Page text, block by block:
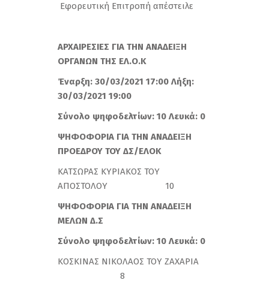
Εφορευτική Επιτροπή απέστειλε
ΑΡΧΑΙΡΕΣΙΕΣ ΓΙΑ ΤΗΝ ΑΝΑΔΕΙΞΗ
ΟΡΓΑΝΩΝ ΤΗΣ ΕΛ.Ο.Κ
Έναρξη: 30/03/2021 17:00 Λήξη:
30/03/2021 19:00
Σύνολο ψηφοδελτίων: 10 Λευκά: 0
ΨΗΦΟΦΟΡΙΑ ΓΙΑ ΤΗΝ ΑΝΑΔΕΙΞΗ
ΠΡΟΕΔΡΟΥ ΤΟΥ ΔΣ/ΕΛΟΚ
ΚΑΤΣΩΡΑΣ ΚΥΡΙΑΚΟΣ ΤΟΥ
ΑΠΟΣΤΟΛΟΥ 10
ΨΗΦΟΦΟΡΙΑ ΓΙΑ ΤΗΝ ΑΝΑΔΕΙΞΗ
ΜΕΛΩΝ Δ.Σ
Σύνολο ψηφοδελτίων: 10 Λευκά: 0
ΚΟΣΚΙΝΑΣ ΝΙΚΟΛΑΟΣ ΤΟΥ ΖΑΧΑΡΙΑ
8